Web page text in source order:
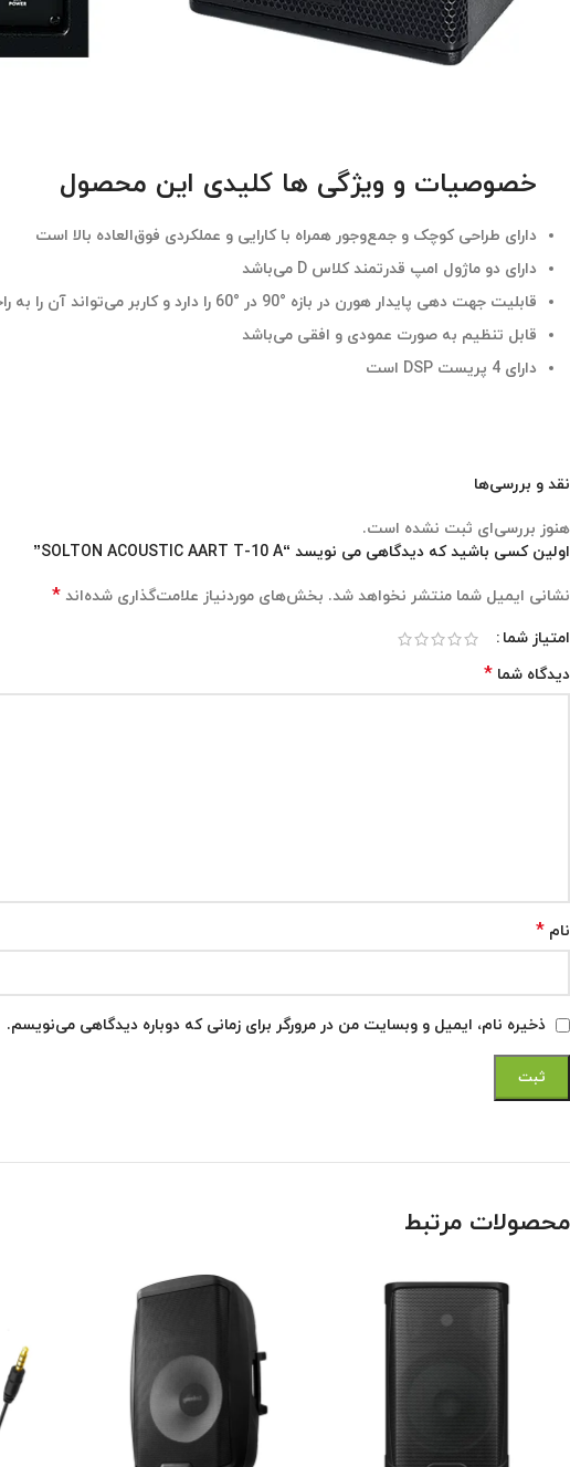
خصوصیات و ویژگی ها کلیدی این محصول
دارای طراحی کوچک و جمع‌وجور همراه با کارایی و عملکردی فوق‌العاده بالا است
دارای دو ماژول امپ قدرتمند کلاس D می‌باشد
قابلیت جهت دهی پایدار هورن در بازه °90 در °60 را دارد و کاربر می‌تواند آن را به راحتی بچرخاند
قابل تنظیم به صورت عمودی و افقی می‌باشد
دارای 4 پریست DSP است
نقد و بررسی‌ها
هنوز بررسی‌ای ثبت نشده است.
اولین کسی باشید که دیدگاهی می نویسد “SOLTON ACOUSTIC AART T-10 A”
نشانی ایمیل شما منتشر نخواهد شد. بخش‌های موردنیاز علامت‌گذاری شده‌اند *
امتیاز شما
دیدگاه شما *
نام *
ذخیره نام، ایمیل و وبسایت من در مرورگر برای زمانی که دوباره دیدگاهی می‌نویسم.
محصولات مرتبط